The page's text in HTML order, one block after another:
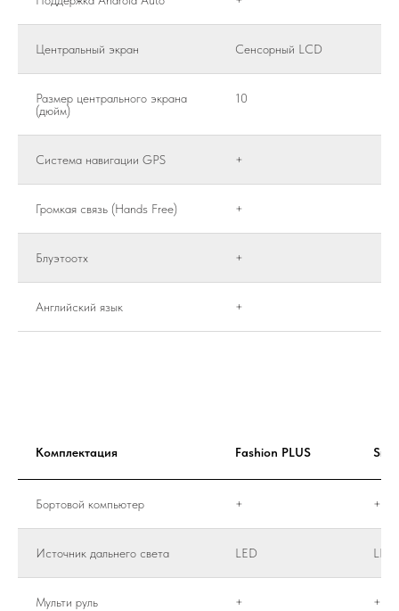
Центральный экран Сенсорный LCD
Размер центрального экрана
(дюйм)
10
Система навигации GPS +
Громкая связь (Hands Free) +
Блуэтоотх +
Английский язык +
Комплектация Fashion PLUS
Бортовой компьютер + +
Источник дальнего света LED LED
Мульти руль + +